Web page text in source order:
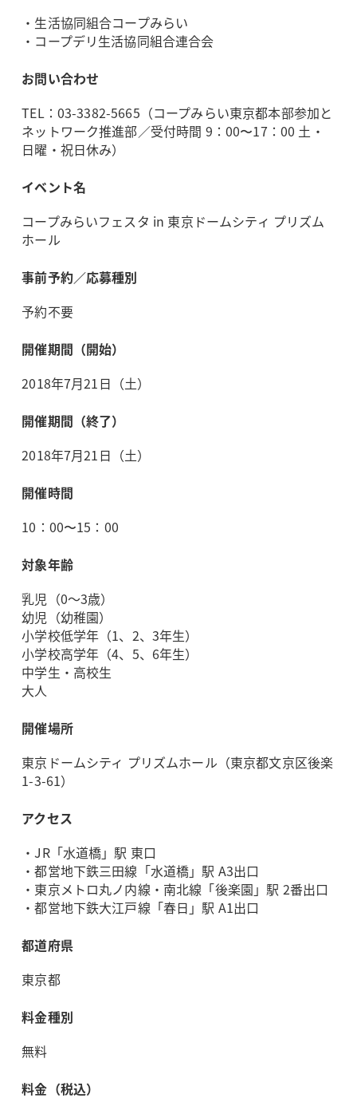
・生活協同組合コープみらい
・コープデリ生活協同組合連合会
お問い合わせ
TEL：03-3382-5665（コープみらい東京都本部参加と
ネットワーク推進部／受付時間 9：00〜17：00 土・
日曜・祝日休み）
イベント名
コープみらいフェスタ in 東京ドームシティ プリズム
ホール
事前予約／応募種別
予約不要
開催期間（開始）
2018年7月21日（土）
開催期間（終了）
2018年7月21日（土）
開催時間
10：00〜15：00
対象年齢
乳児（0～3歳）
幼児（幼稚園）
小学校低学年（1、2、3年生）
小学校高学年（4、5、6年生）
中学生・高校生
大人
開催場所
東京ドームシティ プリズムホール（東京都文京区後楽
1-3-61）
アクセス
・JR「水道橋」駅 東口
・都営地下鉄三田線「水道橋」駅 A3出口
・東京メトロ丸ノ内線・南北線「後楽園」駅 2番出口
・都営地下鉄大江戸線「春日」駅 A1出口
都道府県
東京都
料金種別
無料
料金（税込）